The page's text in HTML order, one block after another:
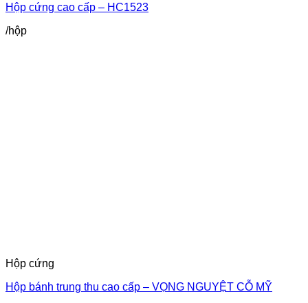
Hộp cứng cao cấp – HC1523
/hộp
Hộp cứng
Hộp bánh trung thu cao cấp – VỌNG NGUYỆT CỖ MỸ